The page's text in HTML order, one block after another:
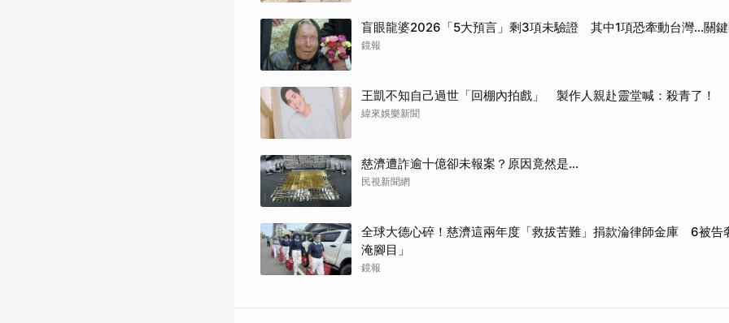
盲眼龍婆2026「5大預言」剩3項未驗證 其中1項恐牽動台灣...關
鏡報
王凱不知自己過世「回棚內拍戲」 製作人親赴靈堂喊：殺青了！
緯來娛樂新聞
慈濟遭詐逾十億卻未報案？原因竟然是...
民視新聞網
全球大德心碎！慈濟這兩年度「救拔苦難」捐款淪律師金庫 6被告
淹腳目」
鏡報